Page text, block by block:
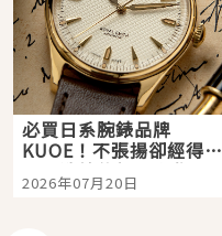
必買日系腕錶品牌
KUOE！不張揚卻經得起
時間洗鍊的經典之作五
選
2026年07月20日